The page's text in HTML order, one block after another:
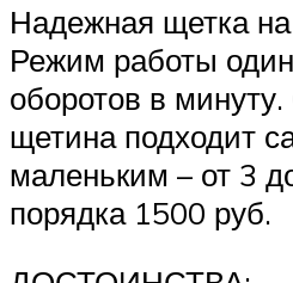
Надежная щетка на
Режим работы
оборотов в
щетина подходит
маленьким – от 3
порядка 1500 руб.